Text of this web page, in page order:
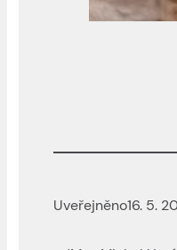
Uveřejněno16. 5.